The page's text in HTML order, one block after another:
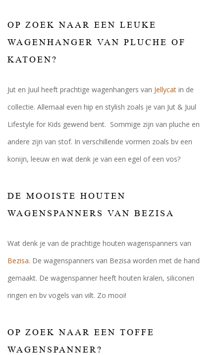
OP ZOEK NAAR EEN LEUKE
WAGENHANGER VAN PLUCHE OF
KATOEN?
Jut en Juul heeft prachtige wagenhangers van Jellycat in de
collectie. Allemaal even hip en stylish zoals je van Jut & Juul
Lifestyle for Kids gewend bent. Sommige zijn van pluche en
andere zijn van stof. In verschillende vormen zoals bv een
konijn, leeuw en wat denk je van een egel of een vos?
DE MOOISTE HOUTEN
WAGENSPANNERS VAN BEZISA
Wat denk je van de prachtige houten wagenspanners van
Bezisa. De wagenspanners van Bezisa worden met de hand
gemaakt. De wagenspanner heeft houten kralen, siliconen
ringen en bv vogels van vilt. Zo mooi!
OP ZOEK NAAR EEN TOFFE
WAGENSPANNER?